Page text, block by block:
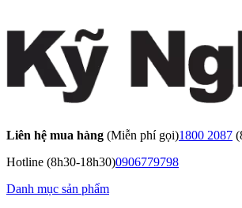
Liên hệ mua hàng (Miễn phí gọi)1800 2087
Hotline (8h30-18h30)0906779798
Danh mục sản phẩm